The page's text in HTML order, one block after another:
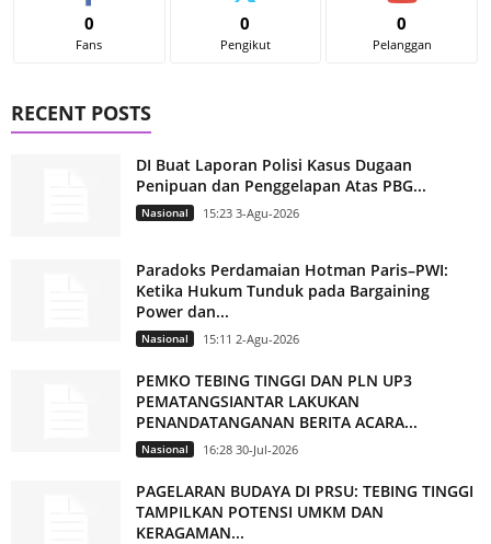
0
Fans
0
Pengikut
0
Pelanggan
RECENT POSTS
DI Buat Laporan Polisi Kasus Dugaan
Penipuan dan Penggelapan Atas PBG...
Nasional 15:23 3-Agu-2026
Paradoks Perdamaian Hotman Paris–PWI:
Ketika Hukum Tunduk pada Bargaining
Power dan...
Nasional 15:11 2-Agu-2026
PEMKO TEBING TINGGI DAN PLN UP3
PEMATANGSIANTAR LAKUKAN
PENANDATANGANAN BERITA ACARA...
Nasional 16:28 30-Jul-2026
PAGELARAN BUDAYA DI PRSU: TEBING TINGGI
TAMPILKAN POTENSI UMKM DAN
KERAGAMAN...